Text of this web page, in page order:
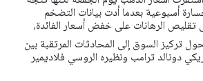
أسبوعية بعدما أدت بيانات التضخم
تقليص الرهانات على خفض أسعار الفائدة،
تركيز السوق إلى المحادثات المرتقبة بين
دونالد ترامب ونظيره الروسي فلاديمير